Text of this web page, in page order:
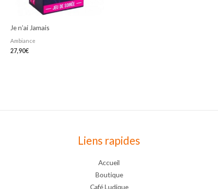
Je n’ai Jamais
Ambiance
27,90€
Liens rapides
Accueil
Boutique
Café Ludique